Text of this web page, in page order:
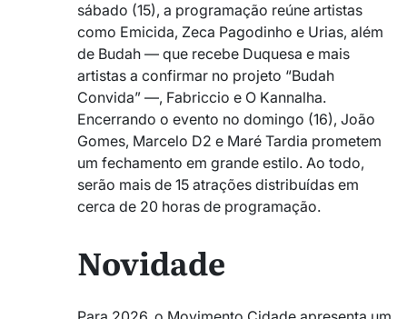
sábado (15), a programação reúne artistas
como Emicida, Zeca Pagodinho e Urias, além
de Budah — que recebe Duquesa e mais
artistas a confirmar no projeto “Budah
Convida” —, Fabriccio e O Kannalha.
Encerrando o evento no domingo (16), João
Gomes, Marcelo D2 e Maré Tardia prometem
um fechamento em grande estilo. Ao todo,
serão mais de 15 atrações distribuídas em
cerca de 20 horas de programação.
Novidade